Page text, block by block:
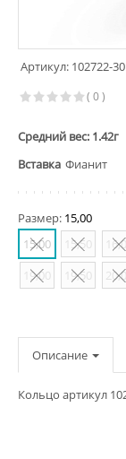
Артикул: 102722-
( 0 )
Средний вес: 1.42г
Вставка Фианит
Размер: 15,00
15,00
15,50
19,00
19,50
Описание
Кольцо артикул